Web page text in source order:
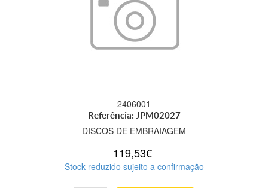
2406001
Referência: JPM02027
DISCOS DE EMBRAIAGEM
119,53€
Stock reduzido sujeito a confirmação